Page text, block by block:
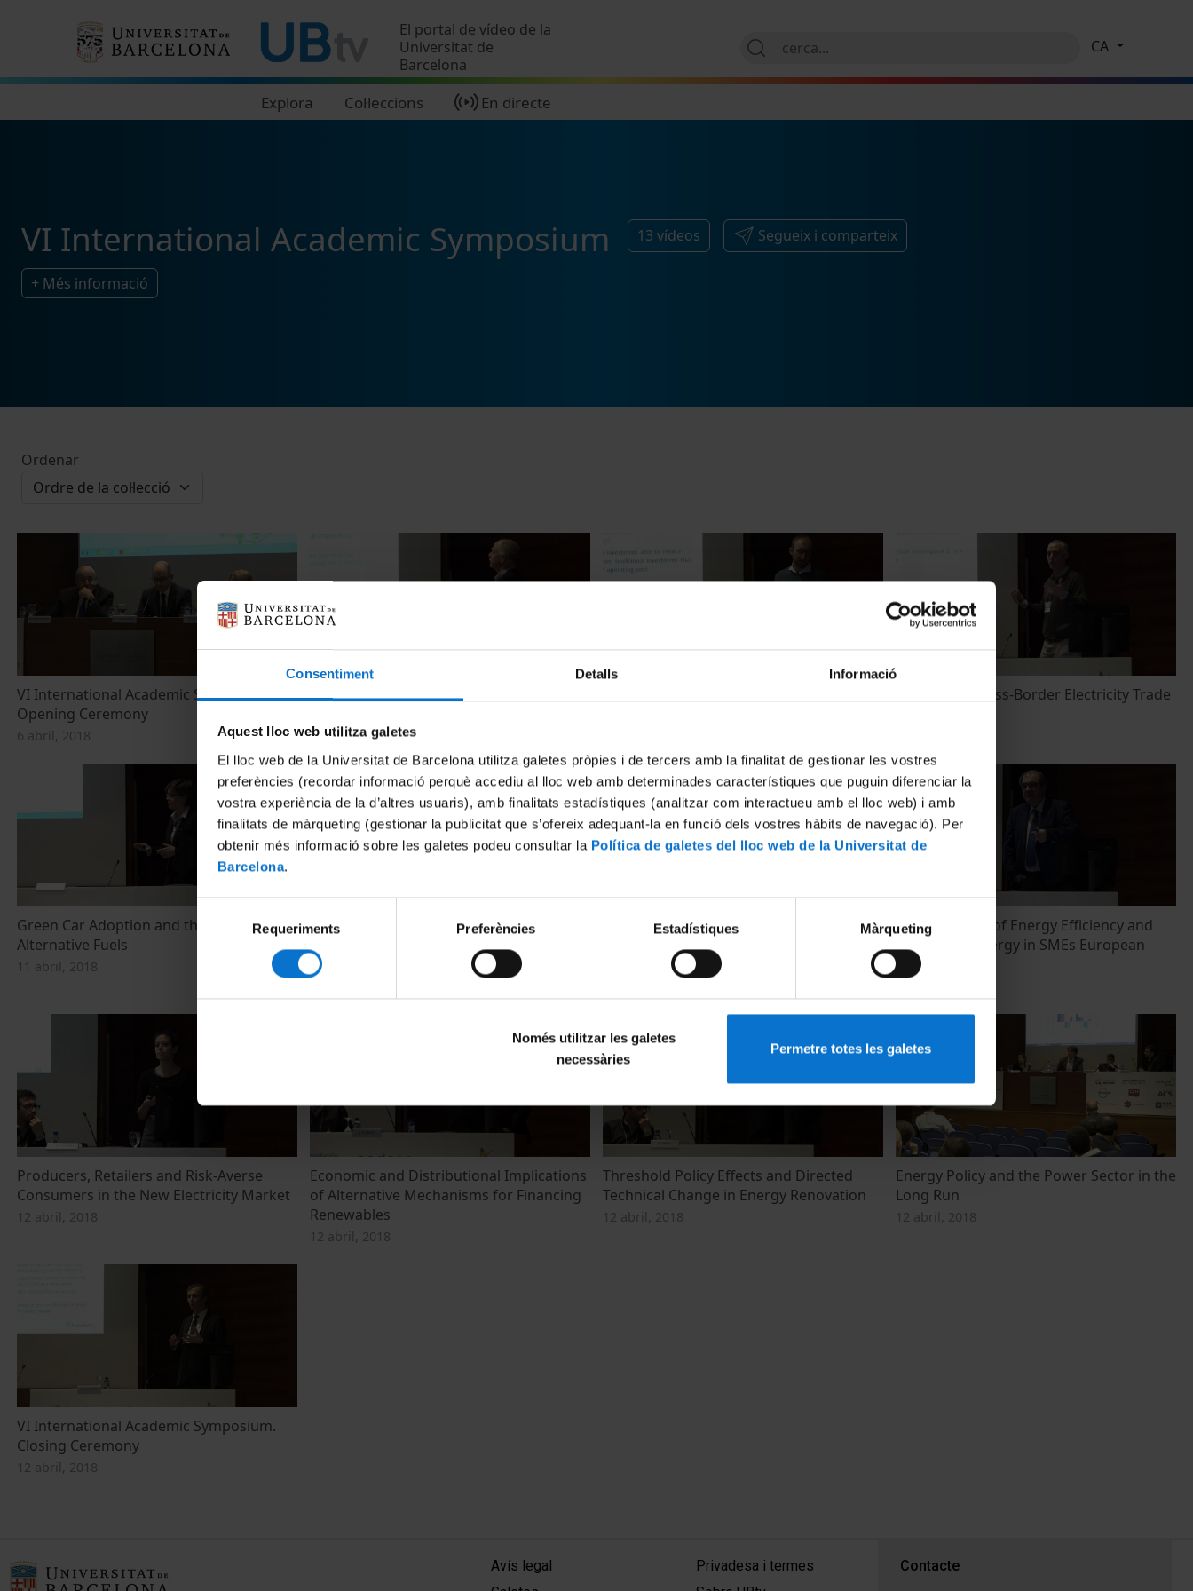
Consentiment Detalls Informació
Aquest lloc web utilitza galetes
El lloc web de la Universitat de Barcelona utilitza galetes pròpies i de tercers amb la finalitat de gestionar les vostres
preferències (recordar informació perquè accediu al lloc web amb determinades característiques que puguin diferenciar la
vostra experiència de la d’altres usuaris), amb finalitats estadístiques (analitzar com interactueu amb el lloc web) i amb
finalitats de màrqueting (gestionar la publicitat que s’ofereix adequant-la en funció dels vostres hàbits de navegació). Per
obtenir més informació sobre les galetes podeu consultar la Política de galetes del lloc web de la Universitat de
Barcelona.
consentiment
Requeriments Preferències Estadístiques Màrqueting
Només utilitzar les galetes
necessàries
Permetre totes les galetes
El portal de vídeo de la
Universitat de
Barcelona
Explora Col·leccions En directe
CA
VI International Academic Symposium 13 vídeos Segueix i comparteix
+ Més informació
Ordenar
VI International Academic Symposium.
Opening Ceremony
6 abril, 2018
VI International Academic Symposium.
11 abril, 2018
Gravity for Cross-Border Electricity Trade
Green Car Adoption and the Supply of
Alternative Fuels
11 abril, 2018
Do Information Programs Increase
Energy Efficiency Evidence from the
PROCEL Energy Label Program?
Heterogenous Treatment Effects in
Energy Efficiency Upgrades: An Economic
Analysis of UK Policies
Determinants of Energy Efficiency and
Renewable Energy in SMEs European
Countries
Producers, Retailers and Risk-Averse
Consumers in the New Electricity Market
12 abril, 2018
Economic and Distributional Implications
of Alternative Mechanisms for Financing
Renewables
12 abril, 2018
Threshold Policy Effects and Directed
Technical Change in Energy Renovation
12 abril, 2018
Energy Policy and the Power Sector in the
Long Run
12 abril, 2018
VI International Academic Symposium.
Closing Ceremony
12 abril, 2018
MENÚ PEU 1
Avís legal
PEU 2
Privadesa i termes
PEU 3
Contacte